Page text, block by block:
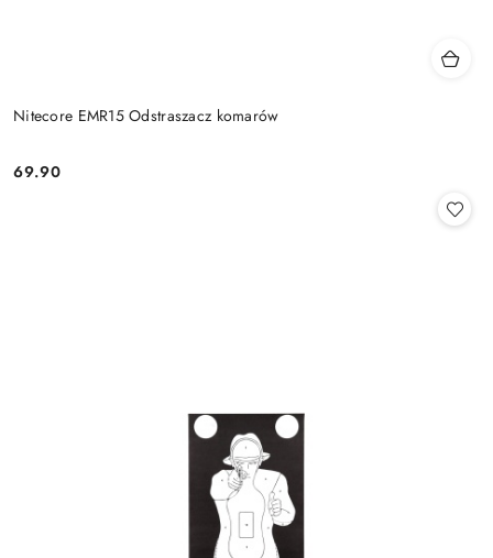
Nitecore EMR15 Odstraszacz komarów
Cena:
69.90